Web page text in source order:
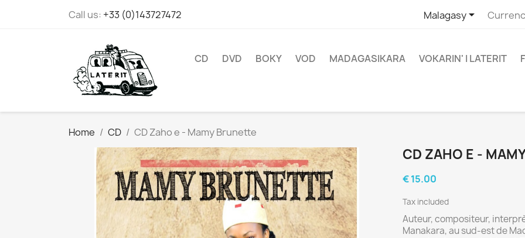
Call us: +33 (0)143727472 Malagasy
CD DVD BOKY VOD MADAGASIKARA VOKARIN' I LATERIT
Home CD CD Zaho e - Mamy Brunette
CD ZAHO E -
€ 15.00
Tax included
Auteur, compositeur,
Manakara, au sud-est de